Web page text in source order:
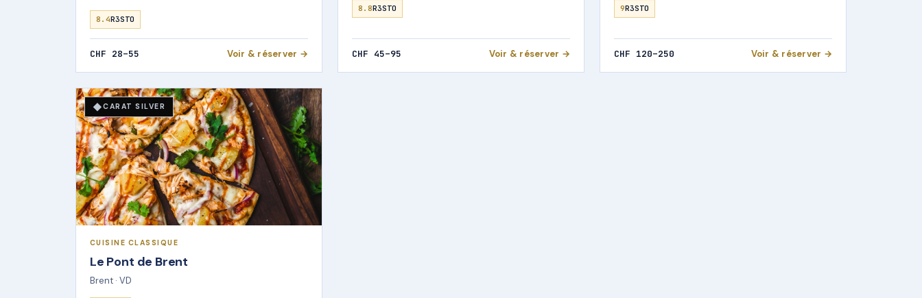
8.4R3STO
CHF 28–55 Voir & réserver →
8.8R3STO
CHF 45–95 Voir & réserver →
9R3STO
CHF 120–250 Voir & réserver →
◆CARAT SILVER
CUISINE CLASSIQUE
Le Pont de Brent
Brent · VD